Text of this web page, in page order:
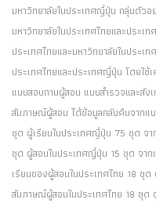
มหาวิทยาลัยในประเทศญี่ปุ่น กลุ่มตัว
มหาวิทยาลัยในประเทศไทยและประ
ประเทศไทยและมหาวิทยาลัยในประ
ประเทศไทยและประเทศญี่ปุ่น โดยใ
แบบสอบถามผู้สอน แบบสำรวจและสัง
สัมภาษณ์ผู้สอน ได้ข้อมูลกลับคืนจากแ
ชุด ผู้เรียนในประเทศญี่ปุ่น 75 ชุด จา
ชุด ผู้สอนในประเทศญี่ปุ่น 15 ชุด จาก
เรียนของผู้สอนในประเทศไทย 18 ชุ
สัมภาษณ์ผู้สอนในประเทศไทย 18 ชุด